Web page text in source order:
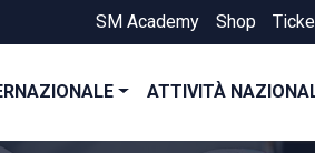
SM Academy Shop
ATTIVITÀ